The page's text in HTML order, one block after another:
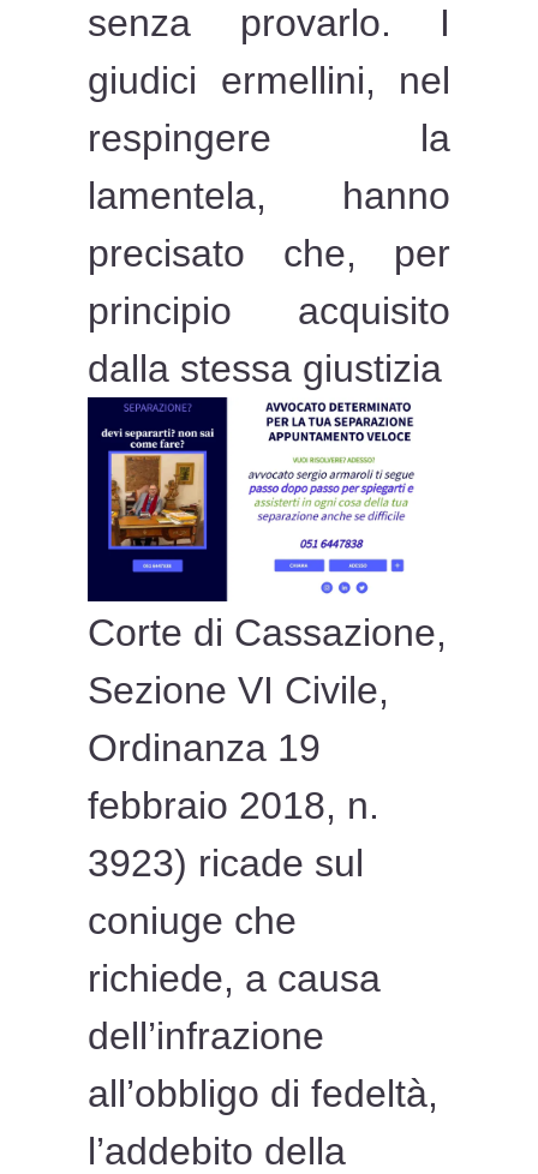
senza provarlo. I
giudici ermellini, nel
respingere la
lamentela, hanno
precisato che, per
principio acquisito
dalla stessa giustizia
Corte di Cassazione,
Sezione VI Civile,
Ordinanza 19
febbraio 2018, n.
3923) ricade sul
coniuge che
richiede, a causa
dell’infrazione
all’obbligo di fedeltà,
l’addebito della